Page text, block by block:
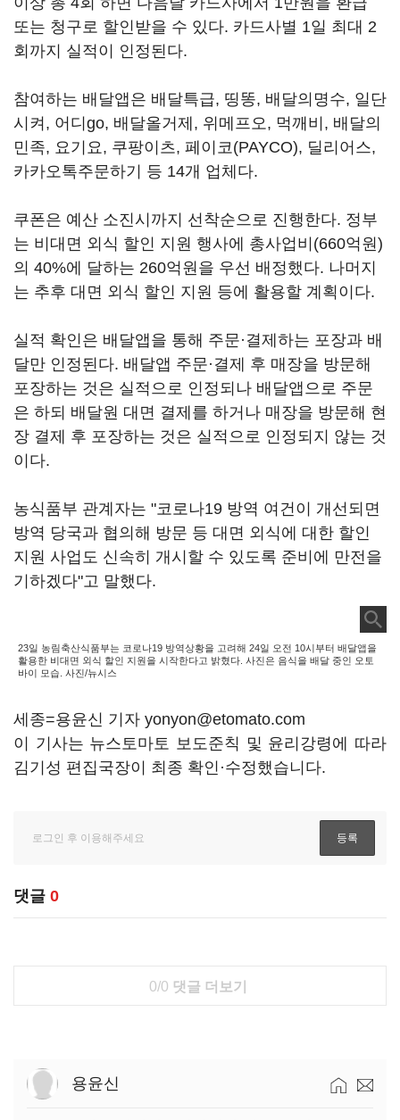
또는 청구로 할인받을 수 있다. 카드사별 1일 최대 2
회까지 실적이 인정된다.
참여하는 배달앱은 배달특급, 띵똥, 배달의명수, 일단
시켜, 어디go, 배달올거제, 위메프오, 먹깨비, 배달의
민족, 요기요, 쿠팡이츠, 페이코(PAYCO), 딜리어스,
카카오톡주문하기 등 14개 업체다.
쿠폰은 예산 소진시까지 선착순으로 진행한다. 정부
는 비대면 외식 할인 지원 행사에 총사업비(660억원)
의 40%에 달하는 260억원을 우선 배정했다. 나머지
는 추후 대면 외식 할인 지원 등에 활용할 계획이다.
실적 확인은 배달앱을 통해 주문·결제하는 포장과 배
달만 인정된다. 배달앱 주문·결제 후 매장을 방문해
포장하는 것은 실적으로 인정되나 배달앱으로 주문
은 하되 배달원 대면 결제를 하거나 매장을 방문해 현
장 결제 후 포장하는 것은 실적으로 인정되지 않는 것
이다.
농식품부 관계자는 "코로나19 방역 여건이 개선되면
방역 당국과 협의해 방문 등 대면 외식에 대한 할인
지원 사업도 신속히 개시할 수 있도록 준비에 만전을
기하겠다"고 말했다.
23일 농림축산식품부는 코로나19 방역상황을 고려해 24일 오전 10시부터 배달앱을
활용한 비대면 외식 할인 지원을 시작한다고 밝혔다. 사진은 음식을 배달 중인 오토
바이 모습. 사진/뉴시스
세종=용윤신 기자 yonyon@etomato.com
이 기사는 뉴스토마토 보도준칙 및 윤리강령에 따라
김기성 편집국장이 최종 확인·수정했습니다.
댓글 0
0/0 댓글 더보기
용윤신